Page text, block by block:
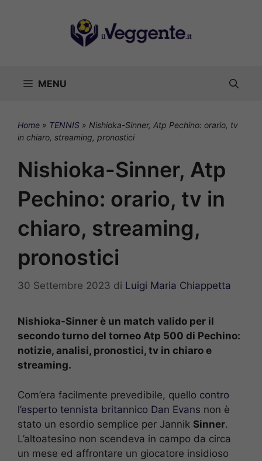
MENU
Home » TENNIS » Nishioka-Sinner, Atp Pechino: orario, tv
in chiaro, streaming, pronostici
Nishioka-Sinner, Atp
Pechino: orario, tv in
chiaro, streaming,
pronostici
30 Settembre 2023 di Luigi Maria Chiappetta
Nishioka-Sinner è un match valido per il
secondo turno del torneo Atp 500 di Pechino:
notizie, analisi, pronostici, tv in chiaro e
streaming.
Com’era facilmente prevedibile, quello contro
l’esperto tennista britannico Dan Evans non è
stato un esordio semplice per Jannik Sinner.
L’altoatesino non scendeva in campo da circa
un mese ed affrontare un giocatore insidioso